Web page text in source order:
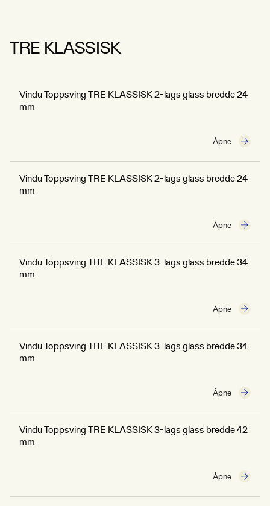
TRE KLASSISK
Vindu Toppsving TRE KLASSISK 2-lags glass bredde 24
mm
Åpne
Vindu Toppsving TRE KLASSISK 2-lags glass bredde 24
mm
Åpne
Vindu Toppsving TRE KLASSISK 3-lags glass bredde 34
mm
Åpne
Vindu Toppsving TRE KLASSISK 3-lags glass bredde 34
mm
Åpne
Vindu Toppsving TRE KLASSISK 3-lags glass bredde 42
mm
Åpne